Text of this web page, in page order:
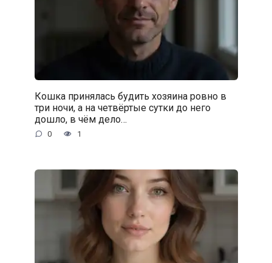
Кошка принялась будить хозяина ровно в
три ночи, а на четвёртые сутки до него
дошло, в чём дело…
0 1